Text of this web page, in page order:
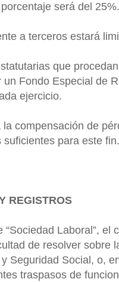
será del 25%.
a terceros estará
que
Fondo Especial de
ejercicio.
compensación de
para este fin.
REGISTROS
Laboral”, el
de resolver sobre
Seguridad Social, o,
traspasos de